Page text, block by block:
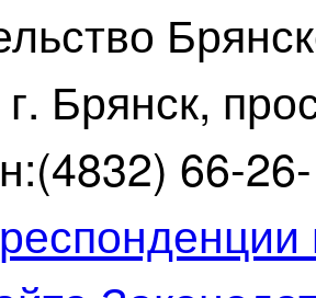
Брянск,
66-